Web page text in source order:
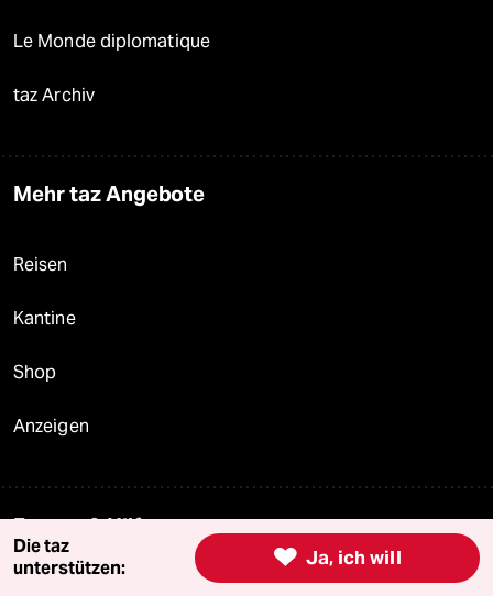
Le Monde diplomatique
taz Archiv
Mehr taz Angebote
Reisen
Kantine
Shop
Anzeigen
Fragen & Hilfe
 Ja, ich will
Die taz
unterstützen: